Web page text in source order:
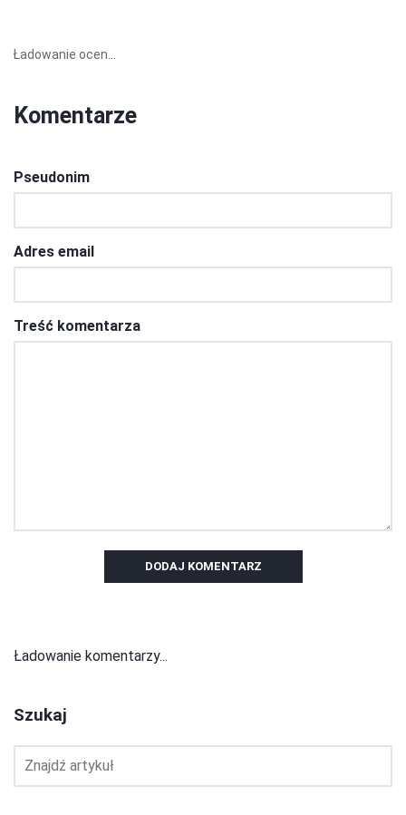
Ładowanie ocen...
Komentarze
Pseudonim
Adres email
Treść komentarza
DODAJ KOMENTARZ
Ładowanie komentarzy...
Szukaj